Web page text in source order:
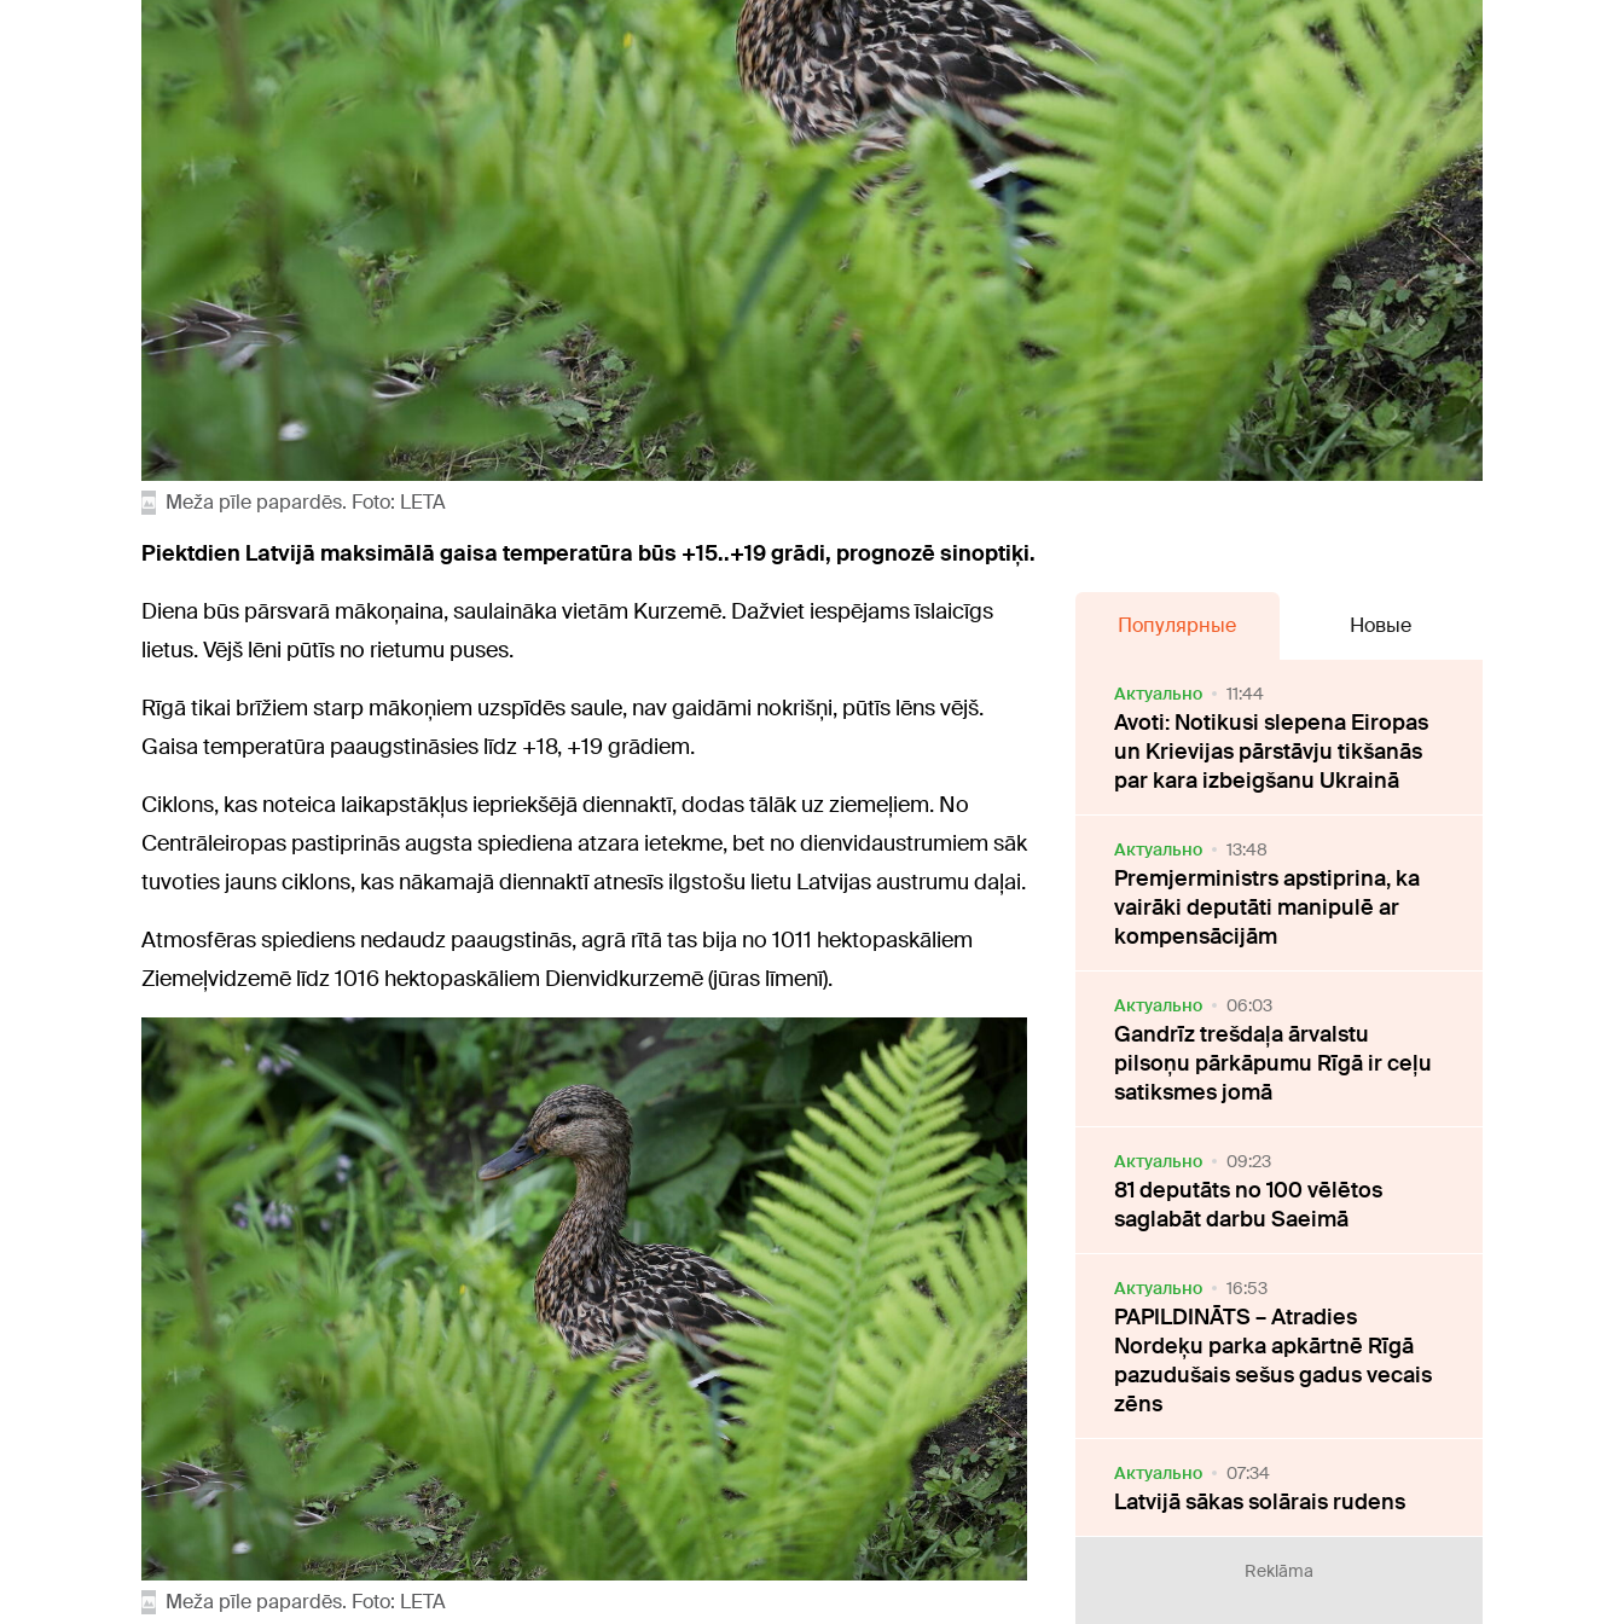
Meža pīle papardēs. Foto: LETA
Piektdien Latvijā maksimālā gaisa temperatūra būs +15..+19 grādi, prognozē sinoptiķi.
Diena būs pārsvarā mākoņaina, saulaināka vietām Kurzemē. Dažviet iespējams īslaicīgs
lietus. Vējš lēni pūtīs no rietumu puses.
Rīgā tikai brīžiem starp mākoņiem uzspīdēs saule, nav gaidāmi nokrišņi, pūtīs lēns vējš.
Gaisa temperatūra paaugstināsies līdz +18, +19 grādiem.
Ciklons, kas noteica laikapstākļus iepriekšējā diennaktī, dodas tālāk uz ziemeļiem. No
Centrāleiropas pastiprinās augsta spiediena atzara ietekme, bet no dienvidaustrumiem sāk
tuvoties jauns ciklons, kas nākamajā diennaktī atnesīs ilgstošu lietu Latvijas austrumu daļai.
Atmosfēras spiediens nedaudz paaugstinās, agrā rītā tas bija no 1011 hektopaskāliem
Ziemeļvidzemē līdz 1016 hektopaskāliem Dienvidkurzemē (jūras līmenī).
Meža pīle papardēs. Foto: LETA
Популярные Новые
Актуально 11:44
Avoti: Notikusi slepena Eiropas
un Krievijas pārstāvju tikšanās
par kara izbeigšanu Ukrainā
Актуально 13:48
Premjerministrs apstiprina, ka
vairāki deputāti manipulē ar
kompensācijām
Актуально 06:03
Gandrīz trešdaļa ārvalstu
pilsoņu pārkāpumu Rīgā ir ceļu
satiksmes jomā
Актуально 09:23
81 deputāts no 100 vēlētos
saglabāt darbu Saeimā
Актуально 16:53
PAPILDINĀTS – Atradies
Nordeķu parka apkārtnē Rīgā
pazudušais sešus gadus vecais
zēns
Актуально 07:34
Latvijā sākas solārais rudens
Reklāma